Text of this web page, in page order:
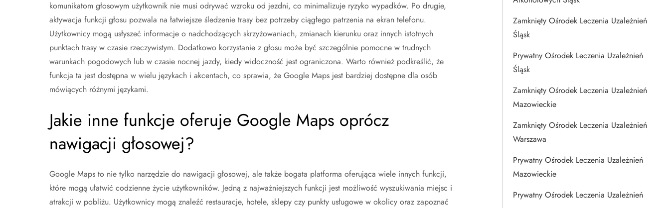
komunikatom głosowym użytkownik nie musi odrywać wzroku od jezdni, co minimalizuje ryzyko wypadków. Po drugie,
aktywacja funkcji głosu pozwala na łatwiejsze śledzenie trasy bez potrzeby ciągłego patrzenia na ekran telefonu.
Użytkownicy mogą usłyszeć informacje o nadchodzących skrzyżowaniach, zmianach kierunku oraz innych istotnych
punktach trasy w czasie rzeczywistym. Dodatkowo korzystanie z głosu może być szczególnie pomocne w trudnych
warunkach pogodowych lub w czasie nocnej jazdy, kiedy widoczność jest ograniczona. Warto również podkreślić, że
funkcja ta jest dostępna w wielu językach i akcentach, co sprawia, że Google Maps jest bardziej dostępne dla osób
mówiących różnymi językami.
Jakie inne funkcje oferuje Google Maps oprócz
nawigacji głosowej?
Google Maps to nie tylko narzędzie do nawigacji głosowej, ale także bogata platforma oferująca wiele innych funkcji,
które mogą ułatwić codzienne życie użytkowników. Jedną z najważniejszych funkcji jest możliwość wyszukiwania miejsc i
atrakcji w pobliżu. Użytkownicy mogą znaleźć restauracje, hotele, sklepy czy punkty usługowe w okolicy oraz zapoznać
Zamknięty Ośrodek Leczenia Uzależnień
Śląsk
Prywatny Ośrodek Leczenia Uzależnień
Śląsk
Zamknięty Ośrodek Leczenia Uzależnień
Mazowieckie
Zamknięty Ośrodek Leczenia Uzależnień
Warszawa
Prywatny Ośrodek Leczenia Uzależnień
Mazowieckie
Prywatny Ośrodek Leczenia Uzależnień